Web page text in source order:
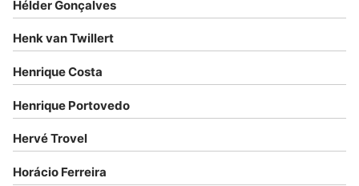
Hélder Gonçalves
Henk van Twillert
Henrique Costa
Henrique Portovedo
Hervé Trovel
Horácio Ferreira